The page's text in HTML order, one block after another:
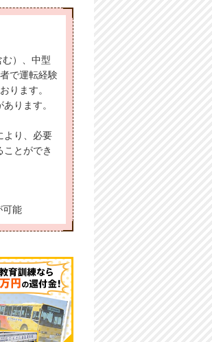
）、中型
で運転経験
ります。
ります。
より、必要
とができ
可能